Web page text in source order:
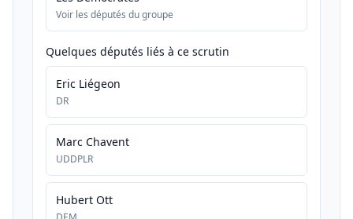
Voir les députés du groupe
Quelques députés liés à ce scrutin
Eric Liégeon
DR
Marc Chavent
UDDPLR
Hubert Ott